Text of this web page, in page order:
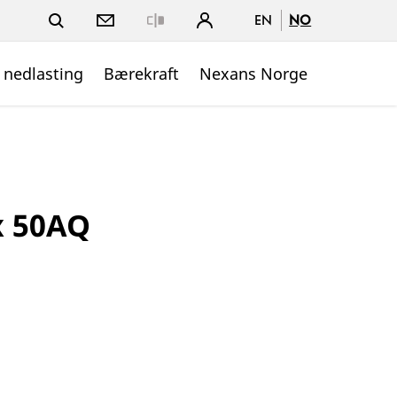
EN NO
Bærekraft Nexans Norge
50AQ